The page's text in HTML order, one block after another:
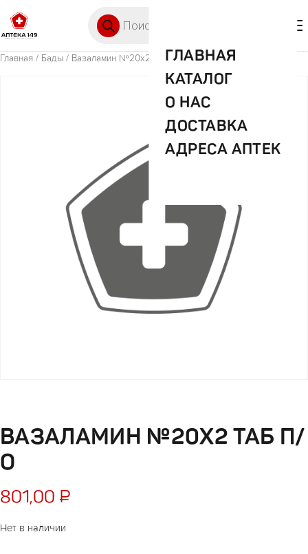
ГЛАВНАЯ
КАТАЛОГ
О НАС
ДОСТАВКА
АДРЕСА АПТЕК
Главная / Бады / Вазаламин №20х2 таб п/о
ВАЗАЛАМИН №20Х2 ТАБ П/
О
801,00 ₽
Нет в наличии